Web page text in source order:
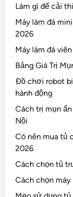
Làm gì để cải
Máy làm đá
2026
Máy làm đá
Bảng Giá Trị
Đồ chơi robot
hành động
Cách trị mụn
Nội
Có nên mua tủ
2026
Cách chọn tủ
Cách chọn